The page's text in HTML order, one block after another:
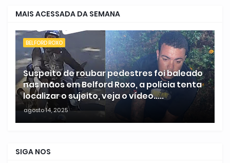
MAIS ACESSADA DA SEMANA
BELFORD ROXO
Suspeito de roubar pedestres foi baleado
nas mãos em Belford Roxo, a polícia tenta
localizar o sujeito, veja o vídeo.....
agosto 14, 2025
SIGA NOS